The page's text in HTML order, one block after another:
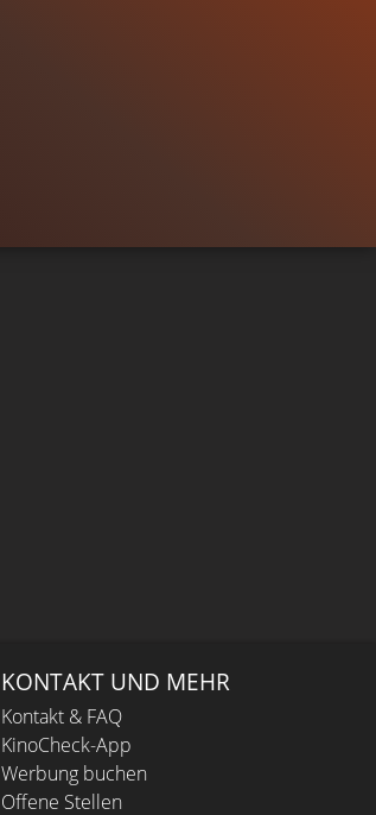
KONTAKT UND MEHR
Kontakt & FAQ
KinoCheck-App
Werbung buchen
Offene Stellen